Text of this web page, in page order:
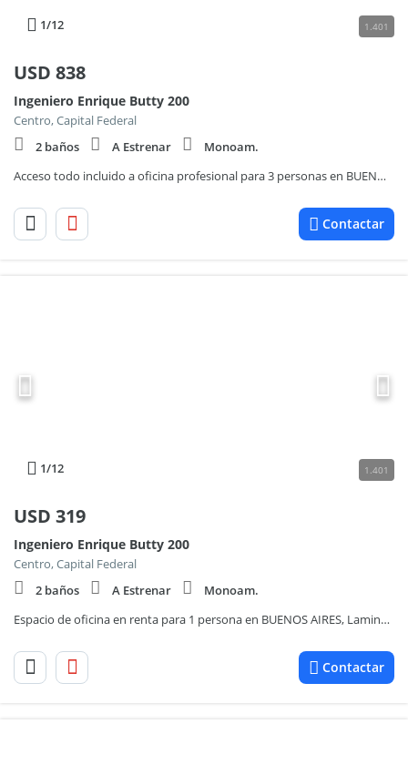
1/12 1.401
USD 838
Ingeniero Enrique Butty 200
Centro, Capital Federal
2 baños
A Estrenar
Monoam.
Acceso todo incluido a oficina profesional para 3 personas en BUENOS AIRES, Laminar II Catalinas
Contactar
1/12 1.401
USD 319
Ingeniero Enrique Butty 200
Centro, Capital Federal
2 baños
A Estrenar
Monoam.
Espacio de oficina en renta para 1 persona en BUENOS AIRES, Laminar II Catalinas
Contactar